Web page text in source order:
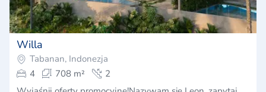
Willa
Tabanan, Indonezja
4
708 m²
2